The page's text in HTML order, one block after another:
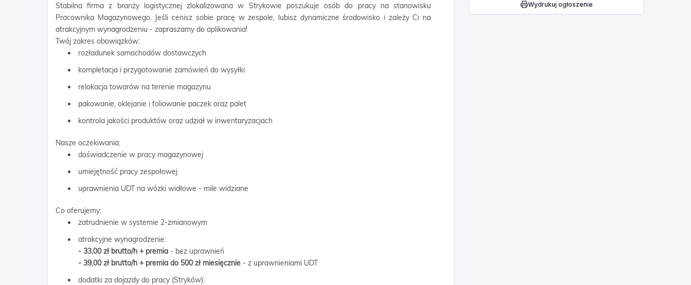
Stabilna firma z branży logistycznej zlokalizowana w Strykowie poszukuje osób do pracy na stanowisku
Pracownika Magazynowego. Jeśli cenisz sobie pracę w zespole, lubisz dynamiczne środowisko i zależy Ci na
atrakcyjnym wynagrodzeniu - zapraszamy do aplikowania!
Twój zakres obowiązków:
rozładunek samochodów dostawczych
kompletacja i przygotowanie zamówień do wysyłki
relokacja towarów na terenie magazynu
pakowanie, oklejanie i foliowanie paczek oraz palet
kontrola jakości produktów oraz udział w inwentaryzacjach
Nasze oczekiwania:
doświadczenie w pracy magazynowej
umiejętność pracy zespołowej
uprawnienia UDT na wózki widłowe - mile widziane
Co oferujemy:
zatrudnienie w systemie 2‑zmianowym
atrakcyjne wynagrodzenie:
- 33,00 zł brutto/h + premia - bez uprawnień
- 39,00 zł brutto/h + premia do 500 zł miesięcznie - z uprawnieniami UDT
dodatki za dojazdy do pracy (Stryków):
Wydrukuj ogłoszenie